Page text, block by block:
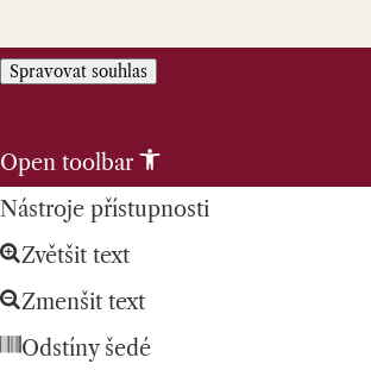
Spravovat souhlas
Open toolbar
Nástroje přístupnosti
Zvětšit text
Zmenšit text
Odstíny šedé